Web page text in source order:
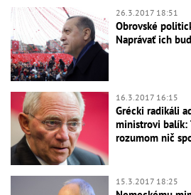
26.3.2017 18:51
Obrovské
Naprávať ich
16.3.2017 16:15
Grécki radikáli
ministrovi balík:
rozumom nič
15.3.2017 18:25